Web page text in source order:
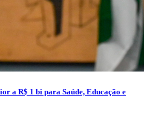
a R$ 1 bi para Saúde, Educação e